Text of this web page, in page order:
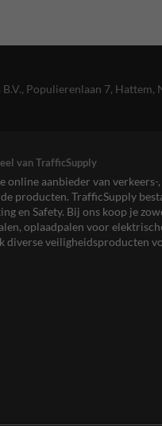
Populierenlaan 7, Hattem,
van TrafficSupply
online aanbieder van
producten. TrafficSupply
en Safety. Bij ons koop je
oplaadpalen voor
diverse veiligheidsproducten